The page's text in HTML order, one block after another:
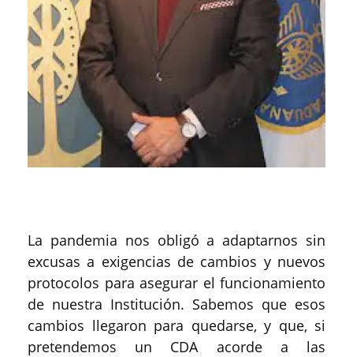
La pandemia nos obligó a adaptarnos sin
excusas a exigencias de cambios y nuevos
protocolos para asegurar el funcionamiento
de nuestra Institución. Sabemos que esos
cambios llegaron para quedarse, y que, si
pretendemos un CDA acorde a las